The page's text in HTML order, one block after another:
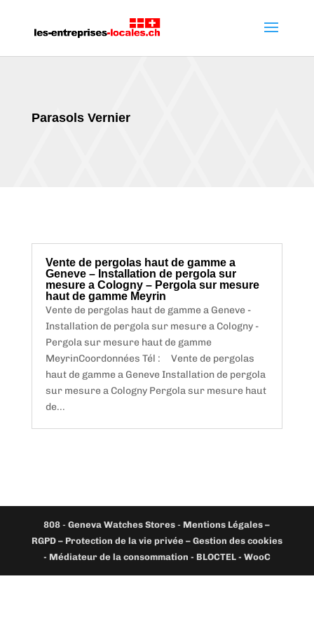
Parasols Vernier
Vente de pergolas haut de gamme a
Geneve – Installation de pergola sur
mesure a Cologny – Pergola sur mesure
haut de gamme Meyrin
Vente de pergolas haut de gamme a Geneve -
Installation de pergola sur mesure a Cologny -
Pergola sur mesure haut de gamme
MeyrinCoordonnées Tél : Vente de pergolas
haut de gamme a Geneve Installation de pergola
sur mesure a Cologny Pergola sur mesure haut
de...
808 -Geneva Watches Stores - Mentions Légales –
RGPD – Protection de la vie privée – Gestion des cookies
- Médiateur de la consommation - BLOCTEL - WooC